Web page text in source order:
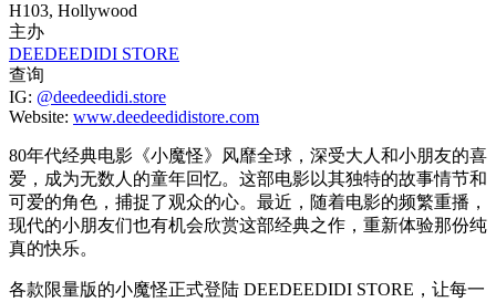
H103, Hollywood
主办
DEEDEEDIDI STORE
查询
IG: @deedeedidi.store
Website: www.deedeedidistore.com
80年代经典电影《小魔怪》风靡全球，深受大人和小朋友的喜
爱，成为无数人的童年回忆。这部电影以其独特的故事情节和
可爱的角色，捕捉了观众的心。最近，随着电影的频繁重播，
现代的小朋友们也有机会欣赏这部经典之作，重新体验那份纯
真的快乐。
各款限量版的小魔怪正式登陆 DEEDEEDIDI STORE，让每一